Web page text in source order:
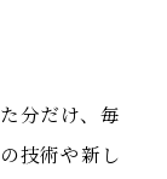
ムページ
分だけ、毎
技術や新し